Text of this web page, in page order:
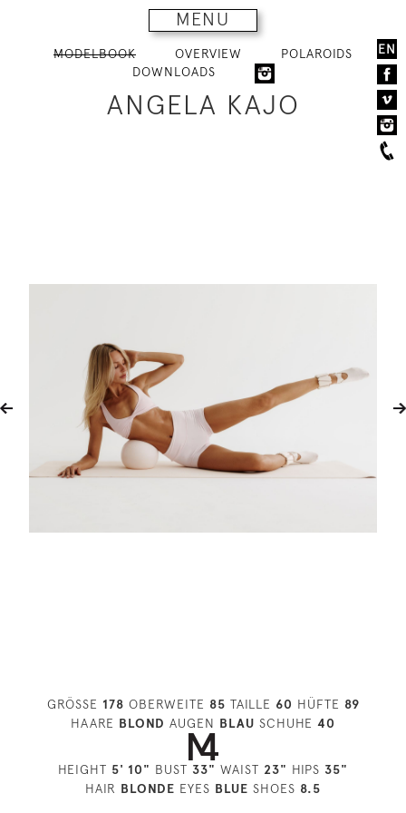
MENU
EN
MODELBOOK OVERVIEW
POLAROIDS
DOWNLOADS
ANGELA KAJO
GRÖSSE 178 OBERWEITE 85 TAILLE 60 HÜFTE 89
HAARE BLOND AUGEN BLAU SCHUHE 40
HEIGHT 5' 10" BUST 33" WAIST 23" HIPS 35"
HAIR BLONDE EYES BLUE SHOES 8.5